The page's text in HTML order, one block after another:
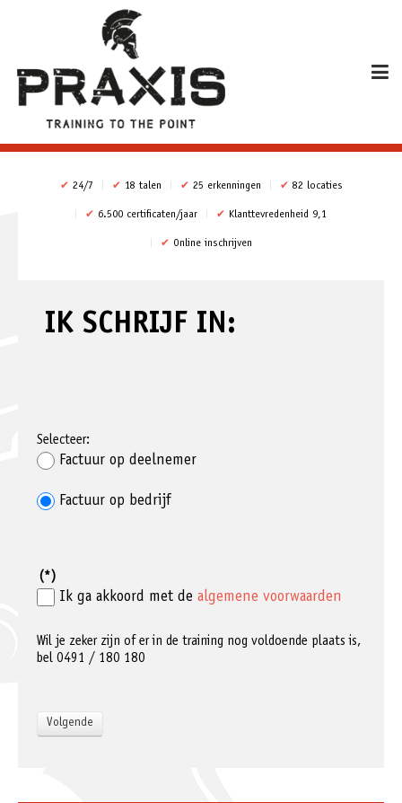
✔ 24/7 ✔ 18 talen ✔ 25 erkenningen ✔ 82 locaties
✔ 6.500 certificaten/jaar ✔ Klanttevredenheid 9,1
✔ Online inschrijven
IK SCHRIJF IN:
Selecteer:
Factuur op deelnemer
Factuur op bedrijf
(*)
Ik ga akkoord met de algemene voorwaarden
Wil je zeker zijn of er in de training nog voldoende plaats is,
bel 0491 / 180 180